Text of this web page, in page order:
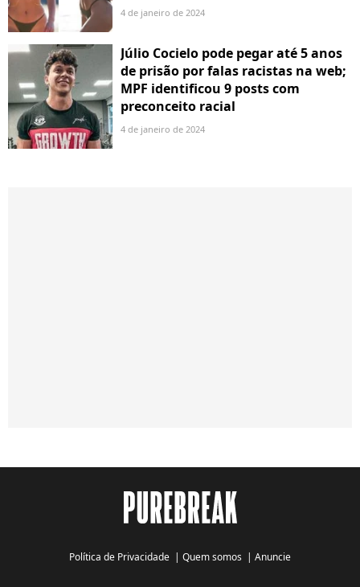
4 de janeiro de 2024
Júlio Cocielo pode pegar até 5 anos
de prisão por falas racistas na web;
MPF identificou 9 posts com
preconceito racial
4 de janeiro de 2024
Política de Privacidade | Quem somos | Anuncie